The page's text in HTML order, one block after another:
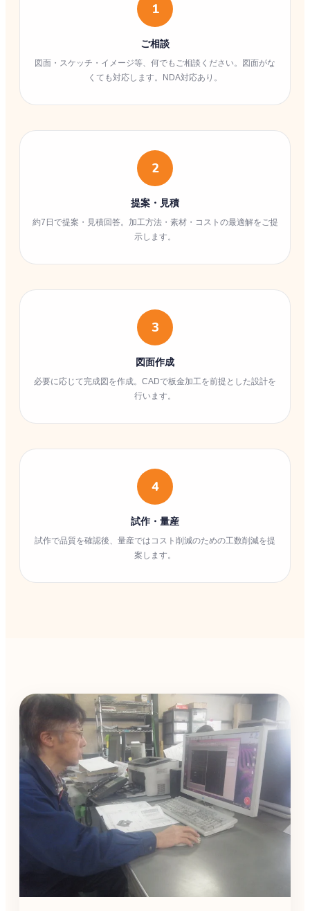
1
ご相談
図面・スケッチ・イメージ等、何でもご相談ください。図面がな
くても対応します。NDA対応あり。
2
提案・見積
約7日で提案・見積回答。加工方法・素材・コストの最適解をご提
示します。
3
図面作成
必要に応じて完成図を作成。CADで板金加工を前提とした設計を
行います。
4
試作・量産
試作で品質を確認後、量産ではコスト削減のための工数削減を提
案します。